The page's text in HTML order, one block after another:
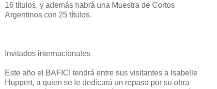
16 títulos, y además habrá una Muestra de Cortos
Argentinos con 25 títulos.
Invitados internacionales
Este año el BAFICI tendrá entre sus visitantes a Isabelle
Huppert, a quien se le dedicará un repaso por su obra